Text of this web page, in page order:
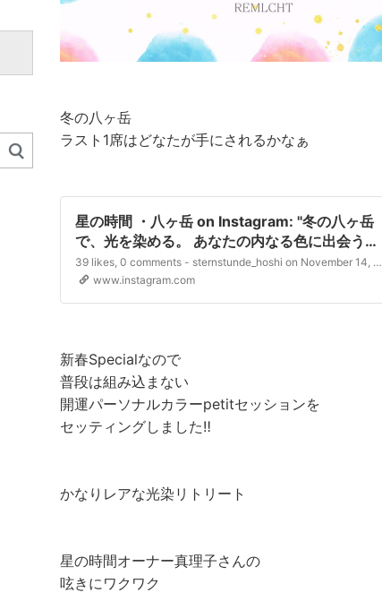
冬の八ヶ岳
ラスト1席はどなたが手にされるかなぁ
星の時間 ・八ヶ岳 on Instagram: "冬の八ヶ岳
で、光を染める。 あなたの内なる色に出会う2
日間 新春スペシャルリトリートワークショップ
のみ日帰りでの参加もできます。光染ワークシ
ョップ（植物採取〜染め〜仕上
かりのひみつ」星空おはなし会開運パーソナル
カラー petitセッション（特別プレゼント）1泊
3食付き 場所：星の時間（山梨県北杜市明野
町）日程：2026年1月17日（土）〜…
39 likes, 0 comments - sternstunde_hoshi on November 14, 2025: "冬の八ヶ岳で、光を染める。 あなたの内なる色に出会う2日間 新春スペシャルリトリートワークショップのみ日帰りでの参加もできます。光染ワークショップ（植物採取〜染め〜仕上げ） …
www.instagram.com
新春Specialなので
普段は組み込まない
開運パーソナルカラーpetitセッションを
セッティングしました‼︎
かなりレアな光染リトリート
星の時間オーナー真理子さんの
呟きにワクワク